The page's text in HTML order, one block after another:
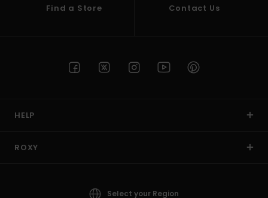
Find a Store Contact Us
HELP
ROXY
Select your Region